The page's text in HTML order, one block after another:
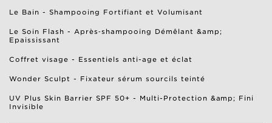
Le Bain - Shampooing Fortifiant et Volumisant
Le Soin Flash - Après‑shampooing Démêlant &amp;
Epaississant
Coffret visage - Essentiels anti-age et éclat
Wonder Sculpt - Fixateur sérum sourcils teinté
UV Plus Skin Barrier SPF 50+ - Multi-Protection &amp; Fini
Invisible